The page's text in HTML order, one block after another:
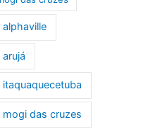
das cruzes